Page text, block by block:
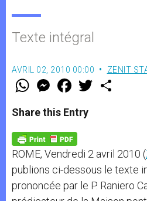
Texte intégral
AVRIL 02, 2010 00:00 ZENIT
W
t
s
p
p
M
e
s
e
g
e
r
F
a
e
b
o
k
w
Share this Entry
ROME, Vendredi 2 avril 2010 (
publions ci-dessous le texte
prononcée par le P. Raniero